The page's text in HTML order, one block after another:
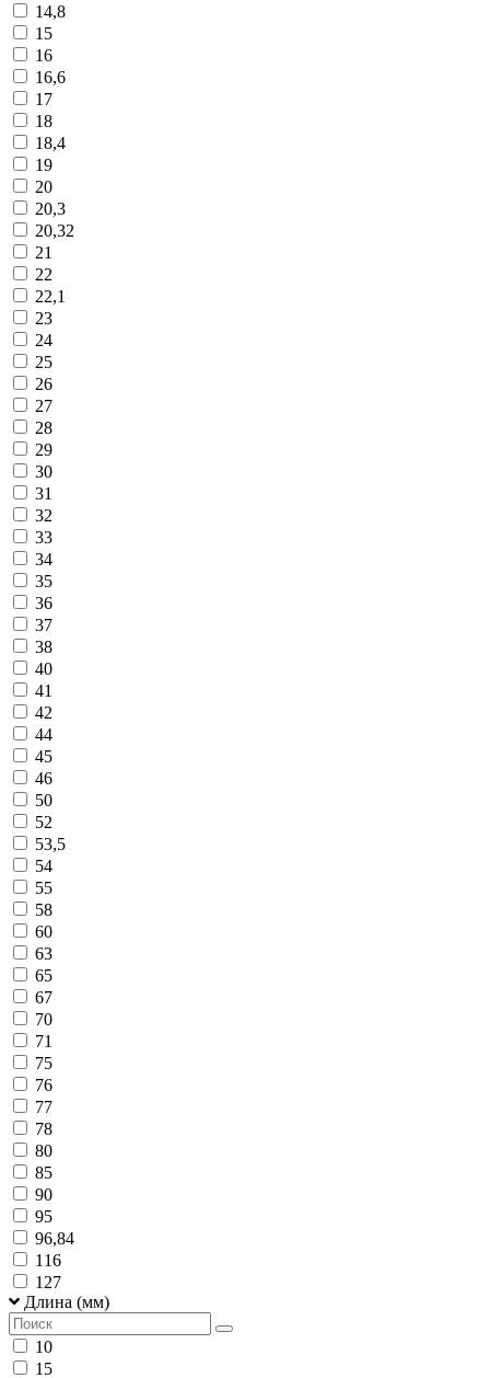
14,8
15
16
16,6
17
18
18,4
19
20
20,3
20,32
21
22
22,1
23
24
25
26
27
28
29
30
31
32
33
34
35
36
37
38
40
41
42
44
45
46
50
52
53,5
54
55
58
60
63
65
67
70
71
75
76
77
78
80
85
90
95
96,84
116
127
Длина (мм)
10
15